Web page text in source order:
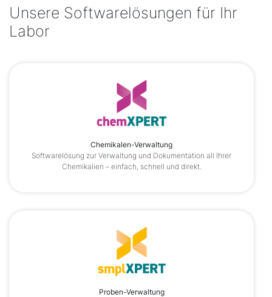
Unsere Softwarelösungen für Ihr
Labor
Chemikalen-Verwaltung
Softwarelösung zur Verwaltung und Dokumentation all Ihrer
Chemikalien – einfach, schnell und direkt.
Proben-Verwaltung